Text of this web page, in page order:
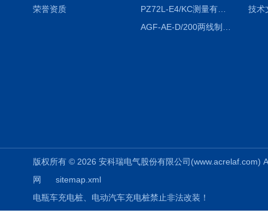
荣誉资质
PZ72L-E4/KC测量有功电能（EPI/EPE）嵌入式电表
技术
版权所有 © 2026 安科瑞电气股份有限公司
网
sitemap.xml
电瓶车充电桩、电动汽车充电桩禁止非法改装！